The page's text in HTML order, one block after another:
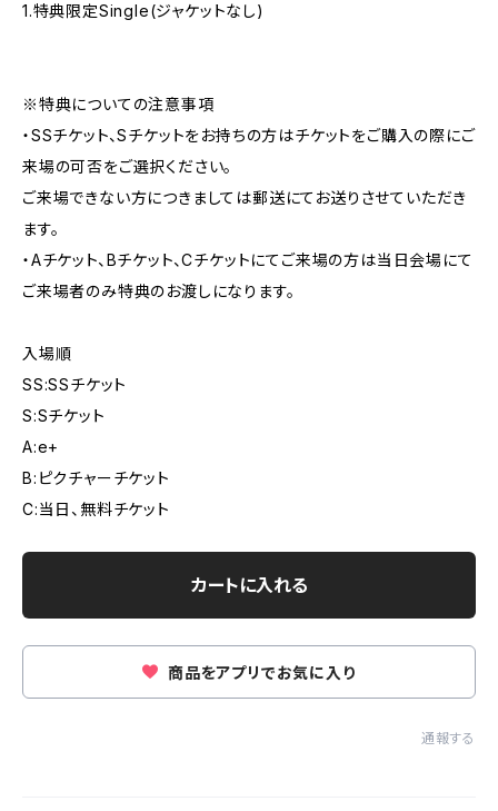
1.特典限定Single(ジャケットなし)
※特典についての注意事項
・SSチケット、Sチケットをお持ちの方はチケットをご購入の際にご
来場の可否をご選択ください。
ご来場できない方につきましては郵送にてお送りさせていただき
ます。
・Aチケット、Bチケット、Cチケットにてご来場の方は当日会場にて
ご来場者のみ特典のお渡しになります。
入場順
SS:SSチケット
S:Sチケット
A:e+
B:ピクチャーチケット
C:当日、無料チケット
カートに入れる
商品をアプリでお気に入り
通報する